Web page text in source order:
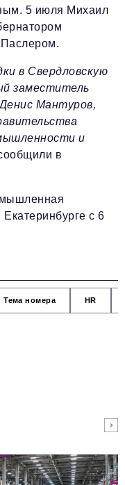
5 июля Михаил
в Свердловскую
заместитель
Мантуров,
и
в
с 6
Тема номера HR